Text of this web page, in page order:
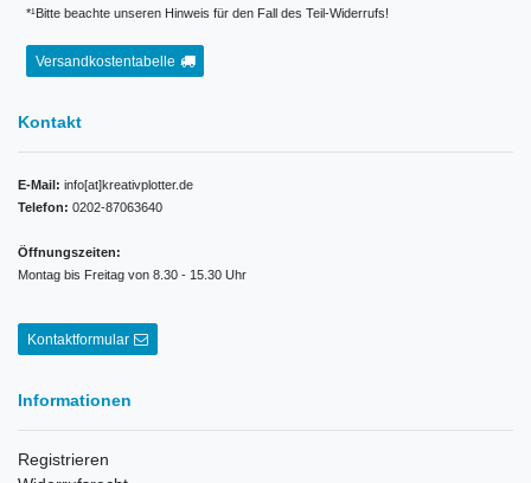
*¹Bitte beachte unseren Hinweis für den Fall des Teil-Widerrufs!
Versandkostentabelle
Kontakt
E-Mail: info[at]kreativplotter.de
Telefon: 0202-87063640
Öffnungszeiten:
Montag bis Freitag von 8.30 - 15.30 Uhr
Kontaktformular
Informationen
Registrieren